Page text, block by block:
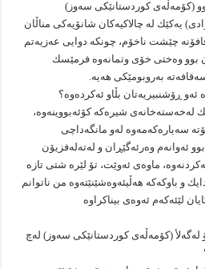
(كۆمه‌ڵه‌ى كوردستانێكى سه‌وز)
یه‌كێك له‌ چالاكیه‌كان شانۆیه‌كى مناڵان
چێشت ناخۆم، چونكه‌ دوایى عه‌زیه‌تم
بوو وه‌ختى خۆى وتمانه‌وه‌ فرمێسك
به‌روبومێكى هه‌یه‌.
ئه‌و ڕۆشنبیریه‌تان بڵاو ئه‌كرده‌وه‌؟
شیره‌كه‌ كۆئه‌بووینه‌وه‌،
سه‌یاره‌كه‌مه‌وه‌ له‌و مانگه‌داچى
ئه‌وانه‌م وه‌رئه‌گێڕان و له‌ته‌له‌فزیۆن
ماوه‌ى ئه‌وێت، تۆ لێره‌ شتى تازه‌
و باوكه‌كه‌ هه‌ڵیئه‌وه‌شێنێته‌وه‌ من ناتوانم
لێئه‌كه‌م ئه‌وه‌ى بیناكراوه‌
له‌گه‌لأ (كۆمه‌ڵه‌ى كوردستانێكى سه‌وز) له‌چ